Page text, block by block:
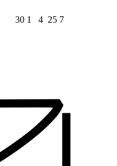
30 1 4 25 7